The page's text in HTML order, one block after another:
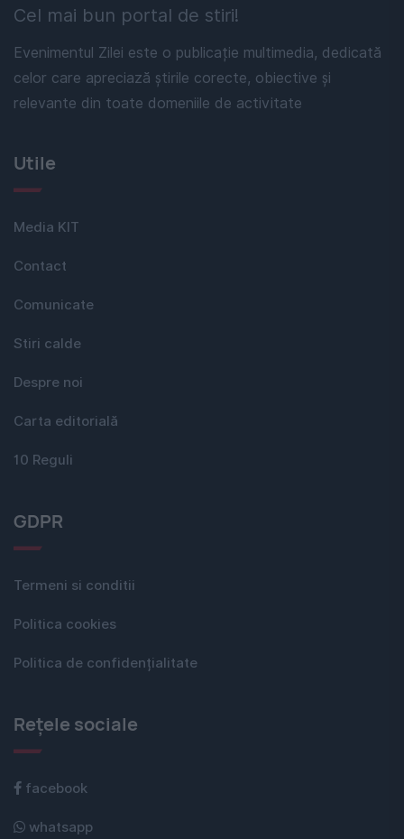
Cel mai bun portal de stiri!
Evenimentul Zilei este o publicație multimedia, dedicată
celor care apreciază știrile corecte, obiective și
relevante din toate domeniile de activitate
Utile
Media KIT
Contact
Comunicate
Stiri calde
Despre noi
Carta editorială
10 Reguli
GDPR
Termeni si conditii
Politica cookies
Politica de confidențialitate
Rețele sociale
facebook
whatsapp